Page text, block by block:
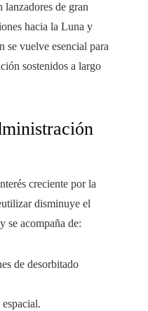
lanzadores de gran
hacia la Luna y
se vuelve esencial para
sostenidos a largo
creciente por la
disminuye el
se acompaña de:
de desorbitado